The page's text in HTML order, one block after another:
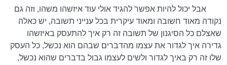
אבל יכול להיות אפשר להגיד אולי עוד איזשהו משהו, וזה גם
נקודה מאוד חשובה ומאוד עיקרית בכל ענייני תשובה, יש כאלה
שאצלם כל הסיגנון של תשובה זה רק איך להתעסק באיזשהו
גדירה איך לגדור את עצמו מהדברים שבהם הוא נכשל, כל העסק
שלו זה רק באיך לגדור ולשים לעצמו גבול בדברים שהוא נכשל,